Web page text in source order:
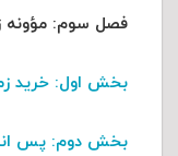
فصل سوم:
بخش اول: خرید
بخش دوم: پس